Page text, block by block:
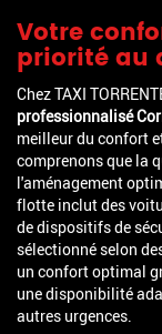
Votre
priorité au
Chez TAXI
professionnalisé
meilleur du confort
comprenons que la
l'aménagement
flotte inclut des
de dispositifs de
sélectionné selon
un confort optimal
une disponibilité
autres urgences.